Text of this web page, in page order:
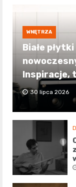
WNĘTRZA
Białe
Inspiracje,
30 lipca 2026